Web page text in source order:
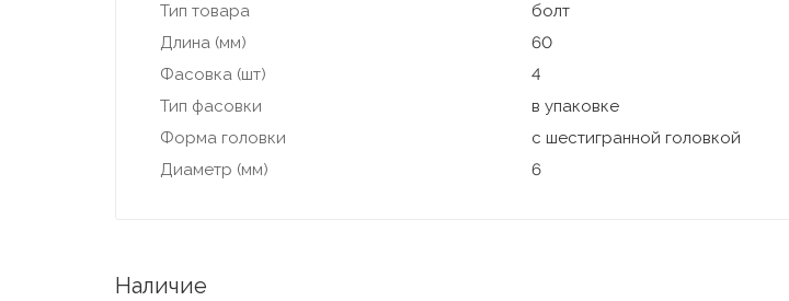
Тип товара
болт
Длина (мм)
60
Фасовка (шт)
4
Тип фасовки
в упаковке
Форма головки
с шестигранной головкой
Диаметр (мм)
6
Наличие